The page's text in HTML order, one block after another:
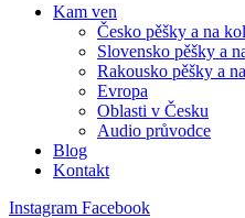
Kam ven
Česko pěšky a na
Slovensko pěšky a
Rakousko pěšky a
Evropa
Oblasti v Česku
Audio průvodce
Blog
Kontakt
Instagram Facebook